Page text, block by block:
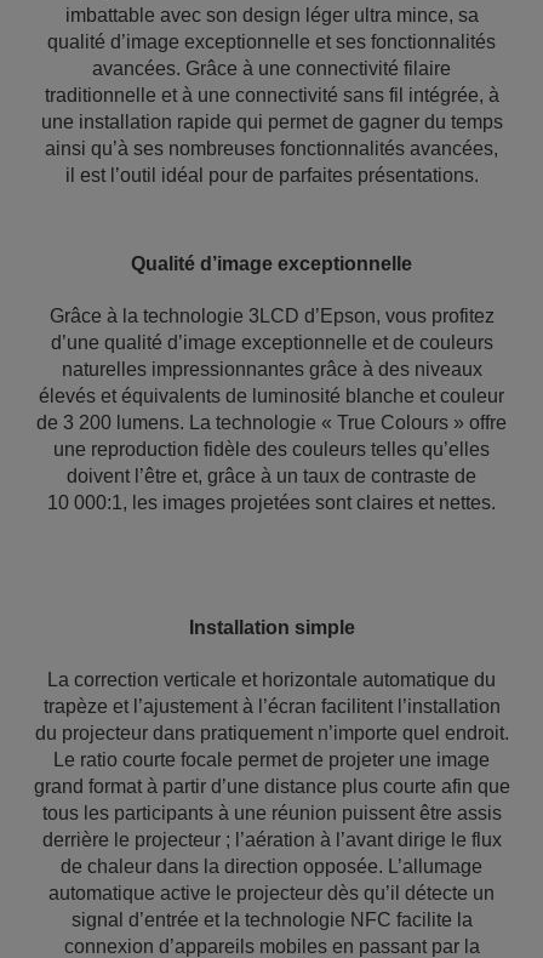
imbattable avec son design léger ultra mince, sa
qualité d’image exceptionnelle et ses fonctionnalités
avancées. Grâce à une connectivité filaire
traditionnelle et à une connectivité sans fil intégrée, à
une installation rapide qui permet de gagner du temps
ainsi qu’à ses nombreuses fonctionnalités avancées,
il est l’outil idéal pour de parfaites présentations.
Qualité d’image exceptionnelle
Grâce à la technologie 3LCD d’Epson, vous profitez
d’une qualité d’image exceptionnelle et de couleurs
naturelles impressionnantes grâce à des niveaux
élevés et équivalents de luminosité blanche et couleur
de 3 200 lumens. La technologie « True Colours » offre
une reproduction fidèle des couleurs telles qu’elles
doivent l’être et, grâce à un taux de contraste de
10 000:1, les images projetées sont claires et nettes.
Installation simple
La correction verticale et horizontale automatique du
trapèze et l’ajustement à l’écran facilitent l’installation
du projecteur dans pratiquement n’importe quel endroit.
Le ratio courte focale permet de projeter une image
grand format à partir d’une distance plus courte afin que
tous les participants à une réunion puissent être assis
derrière le projecteur ; l’aération à l’avant dirige le flux
de chaleur dans la direction opposée. L’allumage
automatique active le projecteur dès qu’il détecte un
signal d’entrée et la technologie NFC facilite la
connexion d’appareils mobiles en passant par la